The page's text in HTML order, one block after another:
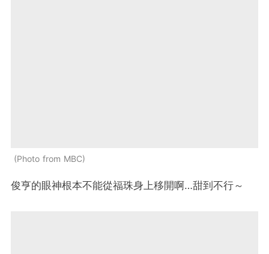
Photo from MBC
俊亨的眼神根本不能從福珠身上移開啊…甜到不行～